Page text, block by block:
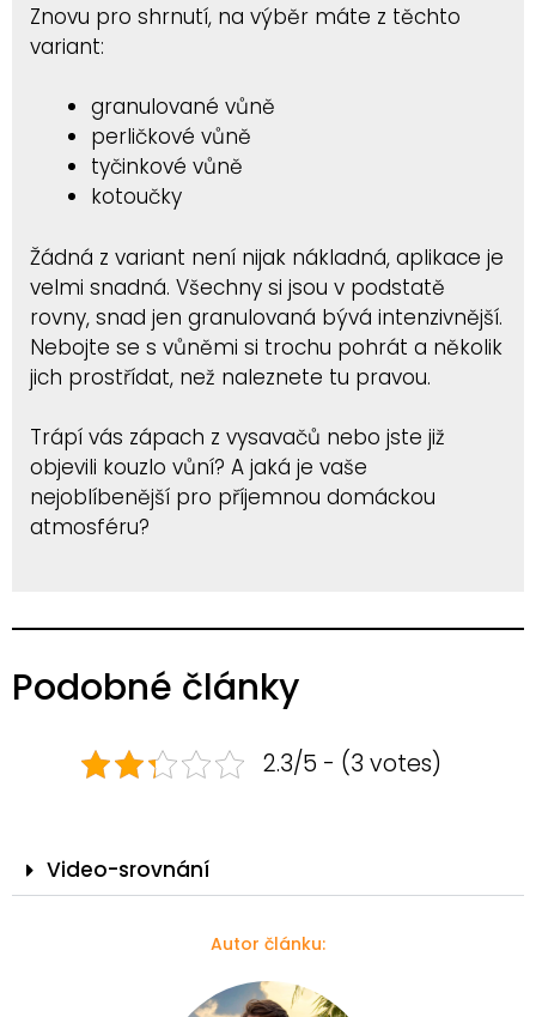
Znovu pro shrnutí, na výběr máte z těchto
variant:
granulované vůně
perličkové vůně
tyčinkové vůně
kotoučky
Žádná z variant není nijak nákladná, aplikace je
velmi snadná. Všechny si jsou v podstatě
rovny, snad jen granulovaná bývá intenzivnější.
Nebojte se s vůněmi si trochu pohrát a několik
jich prostřídat, než naleznete tu pravou.
Trápí vás zápach z vysavačů nebo jste již
objevili kouzlo vůní? A jaká je vaše
nejoblíbenější pro příjemnou domáckou
atmosféru?
Podobné články
2.3/5 - (3 votes)
Video-srovnání
Autor článku: